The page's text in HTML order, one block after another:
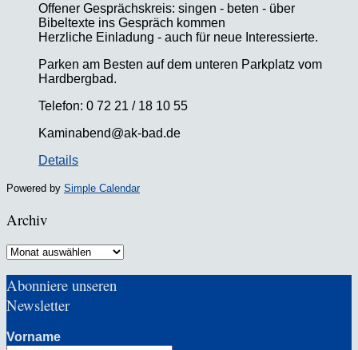
Offener Gesprächskreis: singen - beten - über
Bibeltexte ins Gespräch kommen
Herzliche Einladung - auch für neue Interessierte.
Parken am Besten auf dem unteren Parkplatz vom
Hardbergbad.
Telefon: 0 72 21 / 18 10 55
Kaminabend@ak-bad.de
Details
Powered by Simple Calendar
Archiv
Archiv
Abonniere unseren
Newsletter
Vorname